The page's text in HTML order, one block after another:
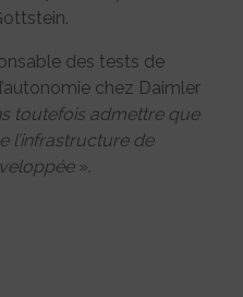
des tests de
chez Daimler
toutefois admettre que
l’infrastructure de
».